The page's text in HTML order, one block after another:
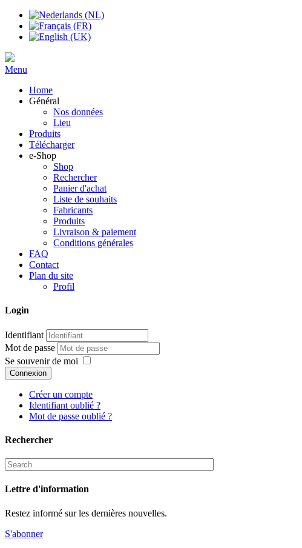
Menu
Home
Général
Nos données
Lieu
Produits
Télécharger
e-Shop
Shop
Rechercher
Panier d'achat
Liste de souhaits
Fabricants
Produits
Livraison & paiement
Conditions générales
FAQ
Contact
Plan du site
Profil
Login
Identifiant
Mot de passe
Se souvenir de moi
Connexion
Créer un compte
Identifiant oublié ?
Mot de passe oublié ?
Rechercher
Lettre d'information
Restez informé sur les dernières nouvelles.
S'abonner